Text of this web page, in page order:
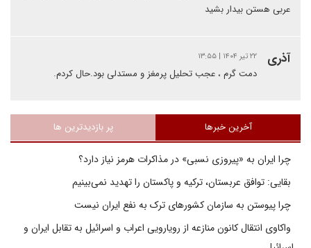
عربی هستن بیدار بشید
آذری ۲۲ تیر ۱۴۰۴ | ۱۳:۵۵
دمت گرم ، عجب تحلیل پرمغز و مستدلی بود.حال کردم.
آخرین خبرها پر بازدیدترین ها
چرا ایران به «پیروزی نسبی» در مذاکرات هرمز نیاز دارد؟
بقایی: توافق عربستان، ترکیه و پاکستان را تهدید نمی‌بینیم
چرا پیوستن به سازمان کشورهای ترک به نفع ایران نیست
واکاوی انتقال کانون منازعه از رویارویی اعراب و اسرائیل به تقابل ایران و